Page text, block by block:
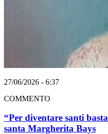
27/06/2026 - 6:37
COMMENTO
“Per diventare santi
santa Margherita Bays